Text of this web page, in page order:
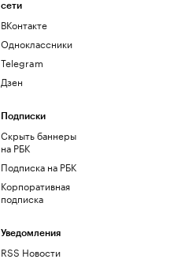
сети
ВКонтакте
Одноклассники
Telegram
Дзен
Подписки
Скрыть баннеры
на РБК
Подписка на РБК
Корпоративная
подписка
Уведомления
RSS Новости